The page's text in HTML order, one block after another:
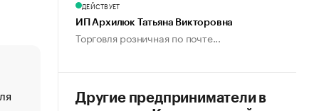
«От спорта тело стареет иначе». Как живет глава
ДЕЙСТВУЕТ
ИП Архилюк Татьяна Викторовна
Торговля розничная по почте...
Другие предприниматели в